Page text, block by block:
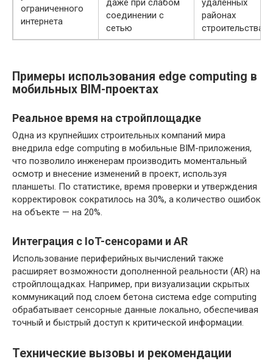
ограниченного
интернета
даже при слабом
соединении с
сетью
удалённых
районах
строительства
Примеры использования edge computing в
мобильных BIM-проектах
Реальное время на стройплощадке
Одна из крупнейших строительных компаний мира
внедрила edge computing в мобильные BIM-приложения,
что позволило инженерам производить моментальный
осмотр и внесение изменений в проект, используя
планшеты. По статистике, время проверки и утверждения
корректировок сократилось на 30%, а количество ошибок
на объекте — на 20%.
Интеграция с IoT-сенсорами и AR
Использование периферийных вычислений также
расширяет возможности дополненной реальности (AR) на
стройплощадках. Например, при визуализации скрытых
коммуникаций под слоем бетона система edge computing
обрабатывает сенсорные данные локально, обеспечивая
точный и быстрый доступ к критической информации.
Технические вызовы и рекомендации